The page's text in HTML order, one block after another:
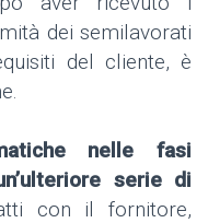
dei semilavorati
del cliente, è
nelle fasi
serie di
con il fornitore,